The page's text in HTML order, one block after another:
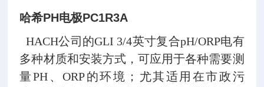
哈希PH电极PC1R3A
HACH公司的GLI 3/4英寸复合pH/ORP电有
多种材质和安装方式，可应用于各种需要测
量PH、ORP的环境；尤其适用在市政污